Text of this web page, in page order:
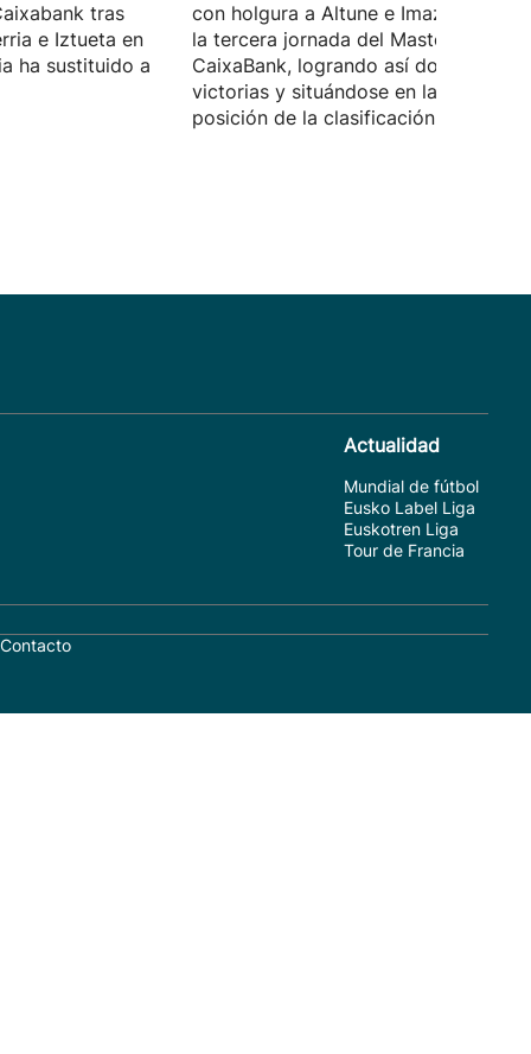
tras
e Iztueta en
ha sustituido a
con holgura a Altune e Imaz (6-22)
la tercera jornada del Masters
CaixaBank, logrando así dos de dos
victorias y situándose en la segunda
posición de la clasificación.
Actualidad
Mundial de fútbol
Eusko Label Liga
Euskotren Liga
Tour de Francia
Contacto